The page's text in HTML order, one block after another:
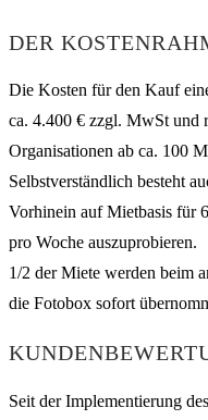
DER
Die Kosten für den Kauf
ca. 4.400 € zzgl. MwSt und
Organisationen ab ca. 100
Selbstverständlich besteht
Vorhinein auf Mietbasis für
pro Woche auszuprobieren.
1/2 der Miete werden beim
die Fotobox sofort
Seit der Implementierung